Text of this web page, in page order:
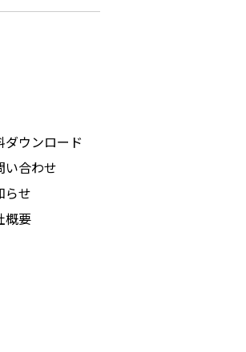
ダウンロード
い合わせ
らせ
概要